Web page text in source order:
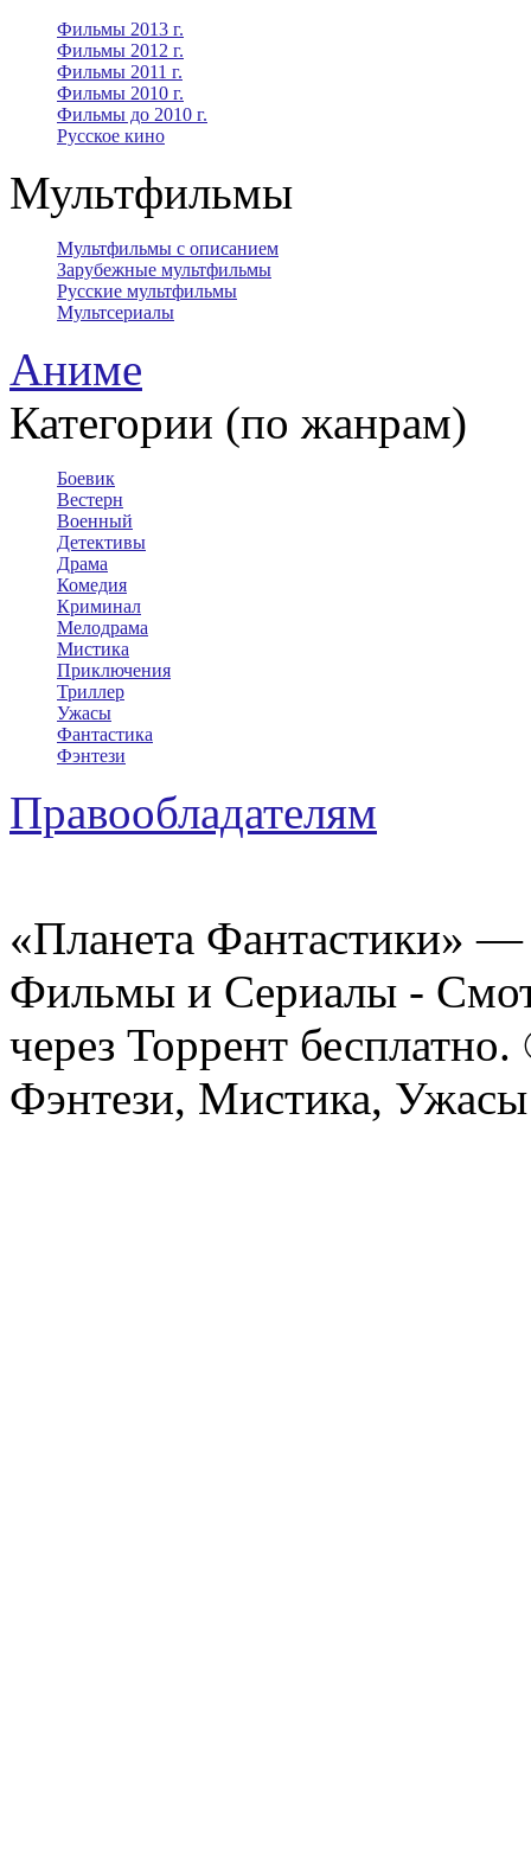
Фильмы 2013 г.
Фильмы 2012 г.
Фильмы 2011 г.
Фильмы 2010 г.
Фильмы до 2010 г.
Русское кино
Мультфильмы
Мультфильмы с описанием
Зарубежные мультфильмы
Русские мультфильмы
Мультсериалы
Аниме
Категории (по жанрам)
Боевик
Вестерн
Военный
Детективы
Драма
Комедия
Криминал
Мелодрама
Мистика
Приключения
Триллер
Ужасы
Фантастика
Фэнтези
Правообладателям
«Планета Фантастики»
Фильмы и Сериалы -
через Торрент
Фэнтези, Мистика,